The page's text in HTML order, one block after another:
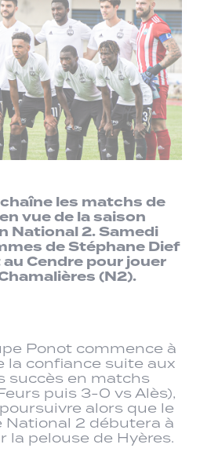
les matchs de
vue de la saison
National 2. Samedi
de Stéphane Dief
Cendre pour jouer
(N2).
Ponot commence à
la confiance suite aux
succès en matchs
puis 3-0 vs Alès),
alors que le
2 débutera à
la pelouse de Hyères.